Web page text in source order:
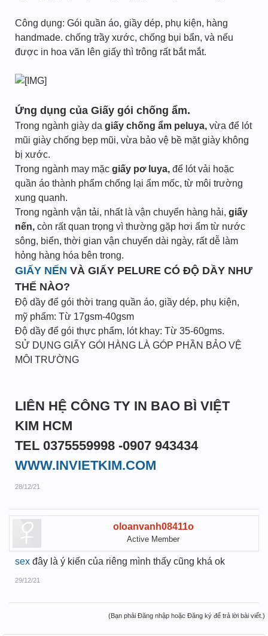
Công dụng: Gói quần áo, giầy dép, phụ kiện, hàng
handmade. chống trầy xước, chống bụi bẩn, và nếu
được in hoa văn lên giấy thì trông rất bắt mắt.
Ứng dụng của Giấy gói chống ẩm.
Trong ngành giày da giấy chống ẩm peluya, vừa để lót
mũi giày chống bẹp mũi, vừa bảo vệ bề mặt giày không
bị xước.
Trong ngành may mặc giấy pơ luya, để lót vải hoặc
quần áo thành phẩm chống lại ẩm mốc, từ môi trường
xung quanh.
Trong ngành vận tải, nhất là vận chuyển hàng hải, giấy
nến, còn rất quan trọng vì thường gặp hơi ẩm từ nước
sông, biển, thời gian vận chuyển dài ngày, rất dễ làm
hỏng hàng hóa bên trong.
GIẤY NẾN VÀ GIẤY PELURE CÓ ĐỘ DẦY NHƯ
THẾ NÀO?
Độ dầy để gói thời trang quần áo, giầy dép, phụ kiện,
mỹ phẩm: Từ 17gsm-40gsm
Độ dầy để gói thực phẩm, lót khay: Từ 35-60gms.
SỬ DỤNG GIẤY GÓI HÀNG LÀ GÓP PHẦN BẢO VỆ
MÔI TRƯỜNG
LIÊN HỆ CÔNG TY IN BAO BÌ VIỆT
KIM HCM
TEL 0375559998 -0907 943434
WWW.INVIETKIM.COM
28/12/21
oloanvanh08411o
Active Member
sex đây là ý kiến của riêng mình thấy cũng khá ok
29/12/21
(Bạn phải Đăng nhập hoặc Đăng ký để trả lời bài viết.)